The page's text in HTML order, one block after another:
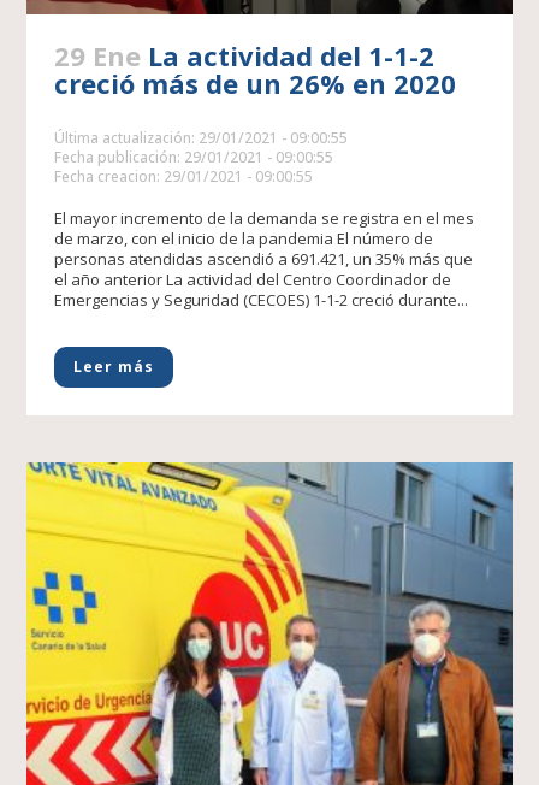
29 Ene La actividad del 1-1-2
creció más de un 26% en 2020
Última actualización: 29/01/2021 - 09:00:55
Fecha publicación: 29/01/2021 - 09:00:55
Fecha creacion: 29/01/2021 - 09:00:55
El mayor incremento de la demanda se registra en el mes
de marzo, con el inicio de la pandemia El número de
personas atendidas ascendió a 691.421, un 35% más que
el año anterior La actividad del Centro Coordinador de
Emergencias y Seguridad (CECOES) 1-1-2 creció durante...
Leer más